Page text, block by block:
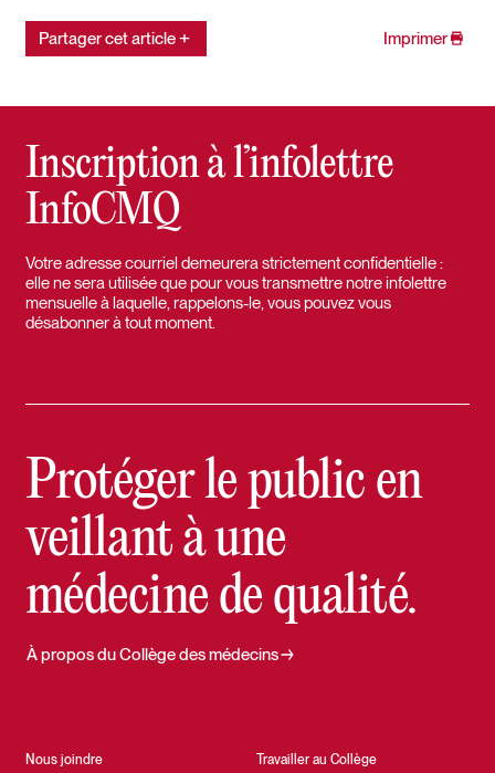
Partager cet article Imprimer
Inscription à l’infolettre
InfoCMQ
Votre adresse courriel demeurera strictement confidentielle :
elle ne sera utilisée que pour vous transmettre notre infolettre
mensuelle à laquelle, rappelons-le, vous pouvez vous
désabonner à tout moment.
Protéger le public en
veillant à une
médecine de qualité.
Nous joindre Travailler au Collège
À propos du Collège des médecins